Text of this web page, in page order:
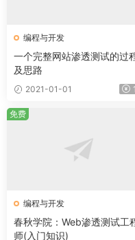
编程与开发
一个完整网站渗透测试的过
及思路
2021-01-01
编程与开发
春秋学院：Web渗透测试工
师(入门知识)
免费